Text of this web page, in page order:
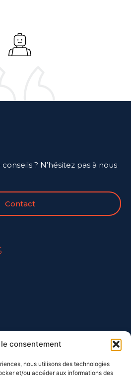
consentement
nous utilisons des technologies
et/ou accéder aux informations des
? N’hésitez pas à nous
Contact